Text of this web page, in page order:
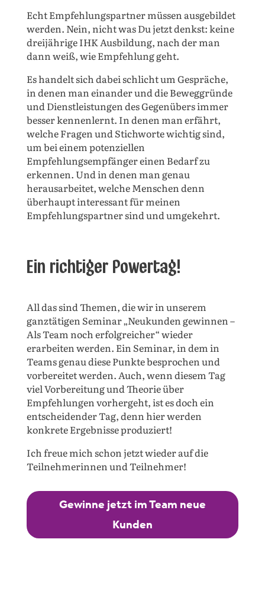
Echt Empfehlungspartner müssen ausgebildet
werden. Nein, nicht was Du jetzt denkst: keine
dreijährige IHK Ausbildung, nach der man
dann weiß, wie Empfehlung geht.
Es handelt sich dabei schlicht um Gespräche,
in denen man einander und die Beweggründe
und Dienstleistungen des Gegenübers immer
besser kennenlernt. In denen man erfährt,
welche Fragen und Stichworte wichtig sind,
um bei einem potenziellen
Empfehlungsempfänger einen Bedarf zu
erkennen. Und in denen man genau
herausarbeitet, welche Menschen denn
überhaupt interessant für meinen
Empfehlungspartner sind und umgekehrt.
Ein richtiger Powertag!
All das sind Themen, die wir in unserem
ganztätigen Seminar „Neukunden gewinnen –
Als Team noch erfolgreicher“ wieder
erarbeiten werden. Ein Seminar, in dem in
Teams genau diese Punkte besprochen und
vorbereitet werden. Auch, wenn diesem Tag
viel Vorbereitung und Theorie über
Empfehlungen vorhergeht, ist es doch ein
entscheidender Tag, denn hier werden
konkrete Ergebnisse produziert!
Ich freue mich schon jetzt wieder auf die
Teilnehmerinnen und Teilnehmer!
Gewinne jetzt im Team neue
Kunden